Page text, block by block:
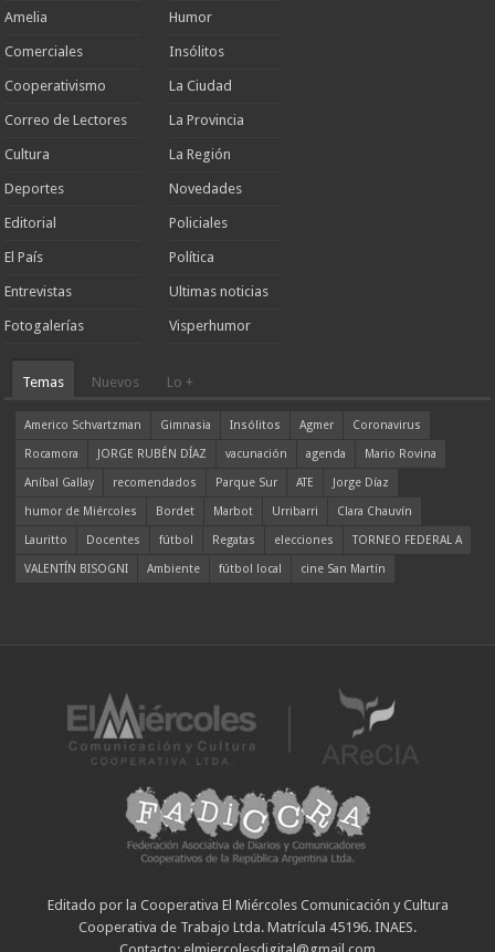
Amelia
Comerciales
Cooperativismo
Correo de Lectores
Cultura
Deportes
Editorial
El País
Entrevistas
Fotogalerías
Humor
Insólitos
La Ciudad
La Provincia
La Región
Novedades
Policiales
Política
Ultimas noticias
Visperhumor
Temas Nuevos Lo +
Americo Schvartzman Gimnasia Insólitos Agmer
Coronavirus
Rocamora
JORGE RUBÉN DÍAZ vacunación agenda
Mario Rovina
Aníbal Gallay
recomendados Parque Sur ATE
Jorge Díaz
humor de Miércoles
Bordet Marbot Urribarri
Clara Chauvín
Lauritto
Docentes fútbol Regatas elecciones
TORNEO FEDERAL A
VALENTÍN BISOGNI
Ambiente fútbol local cine San Martín
Editado por la Cooperativa El Miércoles Comunicación y Cultura
Cooperativa de Trabajo Ltda. Matrícula 45196. INAES.